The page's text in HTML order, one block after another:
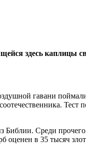
здесь
гавани
Тест
Среди прочего
оценен в 35 тысяч